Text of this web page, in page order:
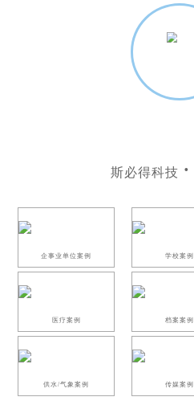
斯必得科技
企事业单位案例 学校案例
医疗案例 档案案例
供水/气象案例 传媒案例